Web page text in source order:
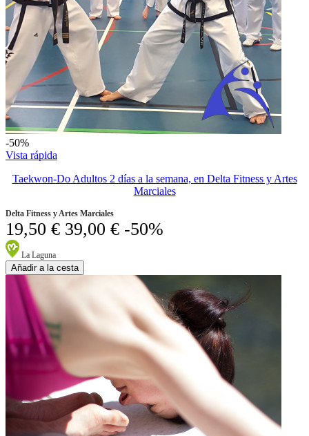
-50%
Vista rápida
Taekwon-Do Adultos 2 días a la semana, en Delta Fitness y Artes
Marciales
Delta Fitness y Artes Marciales
19,50 € 39,00 € -50%
La Laguna
Añadir a la cesta